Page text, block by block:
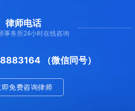
律师电话
事务所24小时在线咨询
（微信同号）
即免费咨询律师